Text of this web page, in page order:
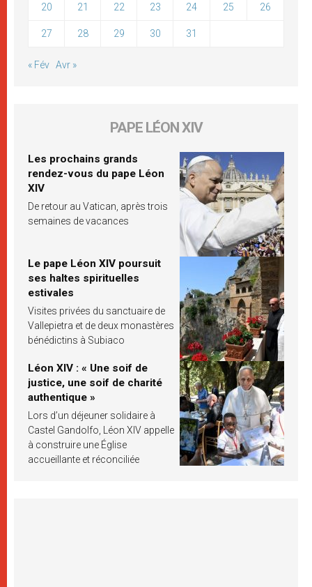
20 21 22 23 24 25 26
27 28 29 30 31
« Fév Avr »
PAPE LÉON XIV
Les prochains grands
rendez-vous du pape Léon
XIV
De retour au Vatican, après trois
semaines de vacances
Le pape Léon XIV poursuit
ses haltes spirituelles
estivales
Visites privées du sanctuaire de
Vallepietra et de deux monastères
bénédictins à Subiaco
Léon XIV : « Une soif de
justice, une soif de charité
authentique »
Lors d’un déjeuner solidaire à
Castel Gandolfo, Léon XIV appelle
à construire une Église
accueillante et réconciliée